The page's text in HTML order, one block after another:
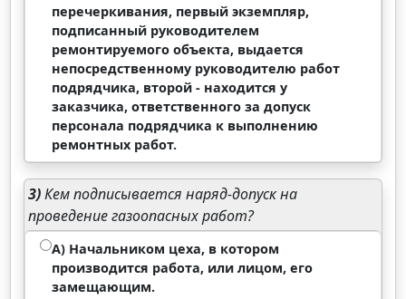
перечеркивания, первый экземпляр,
подписанный руководителем
ремонтируемого объекта, выдается
непосредственному руководителю работ
подрядчика, второй - находится у
заказчика, ответственного за допуск
персонала подрядчика к выполнению
ремонтных работ.
3)Кем подписывается наряд-допуск на
проведение газоопасных работ?
А) Начальником цеха, в котором
производится работа, или лицом, его
замещающим.